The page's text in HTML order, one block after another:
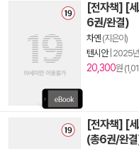
[전자책] [
6권/완결)
차옌 (지은이)
텐시안| 2025
20,300원
[전자책] [
(총6권/완